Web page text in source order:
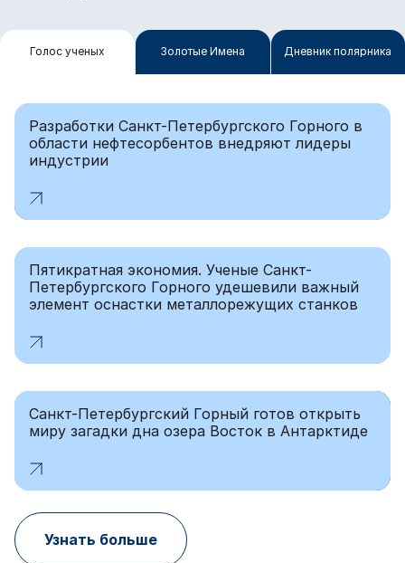
Голос ученых Золотые Имена Дневник полярника
Разработки Санкт-Петербургского Горного в
области нефтесорбентов внедряют лидеры
индустрии
Пятикратная экономия. Ученые Санкт-
Петербургского Горного удешевили важный
элемент оснастки металлорежущих станков
Санкт-Петербургский Горный готов открыть
миру загадки дна озера Восток в Антарктиде
Узнать больше